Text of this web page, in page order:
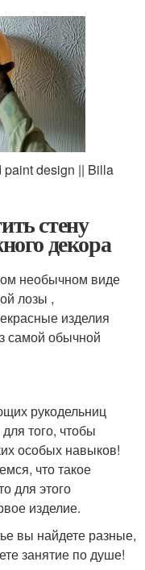
paint design || Billa
стену
декора
необычном виде
лозы ,
изделия
самой обычной
рукодельниц
того, чтобы
особых навыков!
что такое
для этого
изделие.
вы найдете разные,
занятие по душе!